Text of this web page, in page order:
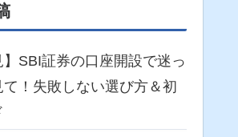
】SBI証券の口座開設で迷っ
！失敗しない選び方＆初